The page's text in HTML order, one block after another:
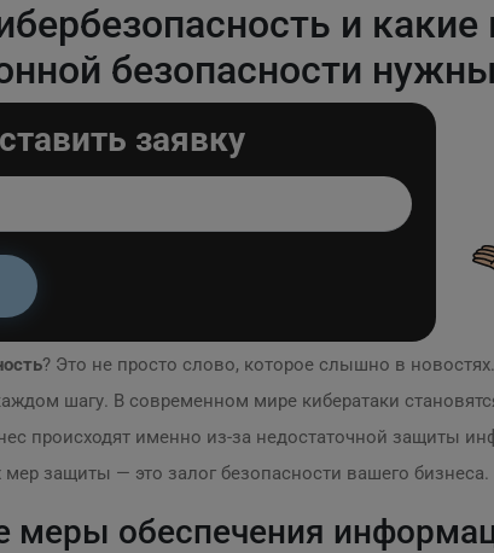
и
безопасности
заявку
? Это не просто слово, которое слышно в
шагу. В современном мире кибератаки
происходят именно из-за недостаточной защиты
защиты — это залог безопасности вашего бизнеса.
обеспечения